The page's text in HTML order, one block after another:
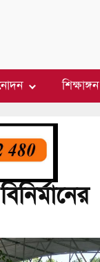
শিক্ষাঙ্গন